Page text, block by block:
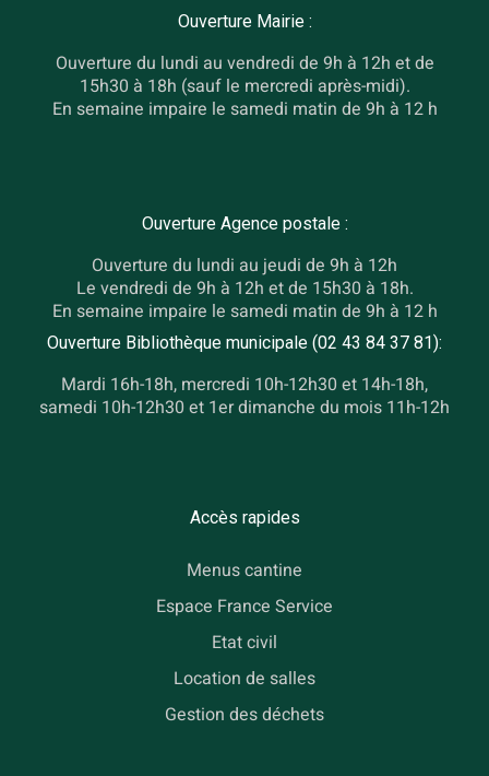
Ouverture Mairie :
Ouverture du lundi au vendredi de 9h à 12h et de
15h30 à 18h (sauf le mercredi après-midi).
En semaine impaire le samedi matin de 9h à 12 h
Ouverture Agence postale :
Ouverture du lundi au jeudi de 9h à 12h
Le vendredi de 9h à 12h et de 15h30 à 18h.
En semaine impaire le samedi matin de 9h à 12 h
Ouverture Bibliothèque municipale (02 43 84 37 81):
Mardi 16h-18h, mercredi 10h-12h30 et 14h-18h,
samedi 10h-12h30 et 1er dimanche du mois 11h-12h
Accès rapides
Menus cantine
Espace France Service
Etat civil
Location de salles
Gestion des déchets